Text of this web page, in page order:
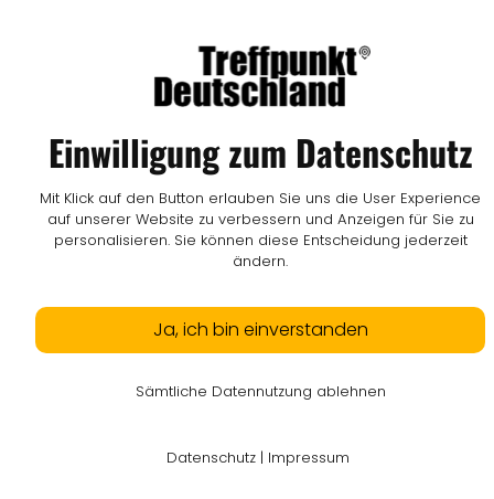
Einwilligung zum Datenschutz
Mit Klick auf den Button erlauben Sie uns die User Experience
auf unserer Website zu verbessern und Anzeigen für Sie zu
personalisieren. Sie können diese Entscheidung jederzeit
ändern.
Ja, ich bin einverstanden
Sämtliche Datennutzung ablehnen
Datenschutz | Impressum